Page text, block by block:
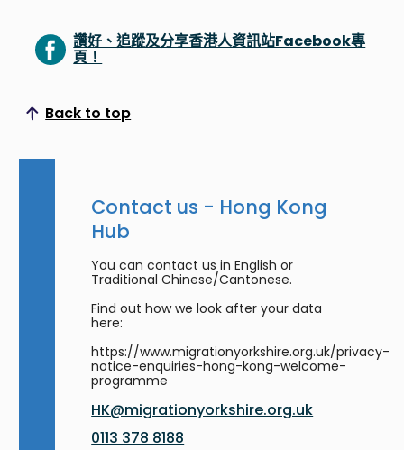
讚好、追蹤及分享香港人資訊站Facebook專
頁！
Back to top
Scroll to top
Contact us - Hong Kong
Hub
You can contact us in English or
Traditional Chinese/Cantonese.
Find out how we look after your data
here:
https://www.migrationyorkshire.org.uk/privacy-
notice-enquiries-hong-kong-welcome-
programme
HK@migrationyorkshire.org.uk
0113 378 8188